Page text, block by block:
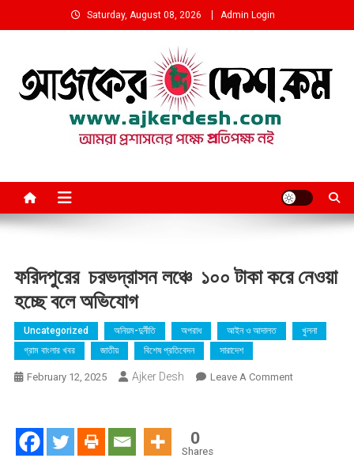
to
Saturday, August 08, 2026 Admin Login
ফরিদপুরের চরভদ্রাসন লঞ্চে ১০০ টাকা করে নেওয়া
হচ্ছে বলে অভিযোগ
Uncategorized অনিয়ম-দুর্নীতি অপরাধ আইন ও আদালত
খুলনা
গ্রাম বাংলার খবর
জাতীয় বিশেষ প্রতিবেদন সারাদেশ
February 12, 2025 Ajker Desh Leave A CommentOn
0
Shares